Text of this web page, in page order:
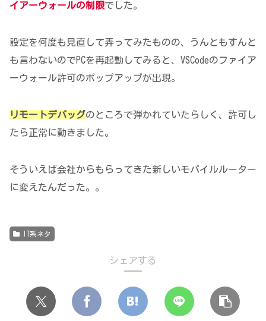
イアーウォールの制限でした。
設定を何度も見直して弄ってみたものの、うんともすんと
も言わないのでPCを再起動してみると、VSCodeのファイア
ーウォール許可のポップアップが出現。
リモートデバッグのところで弾かれていたらしく、許可し
たら正常に動きました。
そういえば会社からもらってきた新しいモバイルルーター
に変えたんだった。。
IT系ネタ
シェアする